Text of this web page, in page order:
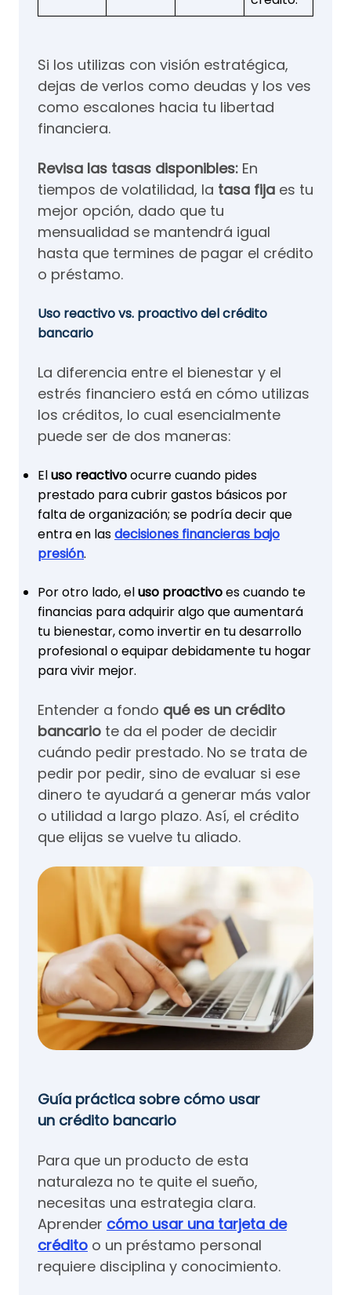
Si los utilizas con visión estratégica,
dejas de verlos como deudas y los ves
como escalones hacia tu libertad
financiera.
Revisa las tasas disponibles: En
tiempos de volatilidad, la tasa fija es tu
mejor opción, dado que tu
mensualidad se mantendrá igual
hasta que termines de pagar el crédito
o préstamo.
Uso reactivo vs. proactivo del crédito
bancario
La diferencia entre el bienestar y el
estrés financiero está en cómo utilizas
los créditos, lo cual esencialmente
puede ser de dos maneras:
Eluso reactivoocurre cuando pides
prestado para cubrir gastos básicos por
falta de organización; se podría decir que
entra en lasdecisiones financieras bajo
presión.
Por otro lado, eluso proactivoes cuando te
financias para adquirir algo que aumentará
tu bienestar, como invertir en tu desarrollo
profesional o equipar debidamente tu hogar
para vivir mejor.
Entender a fondo qué es un crédito
bancario te da el poder de decidir
cuándo pedir prestado. No se trata de
pedir por pedir, sino de evaluar si ese
dinero te ayudará a generar más valor
o utilidad a largo plazo. Así, el crédito
que elijas se vuelve tu aliado.
Guía práctica sobre cómo usar
un crédito bancario
Para que un producto de esta
naturaleza no te quite el sueño,
necesitas una estrategia clara.
Aprender cómo usar una tarjeta de
crédito o un préstamo personal
requiere disciplina y conocimiento.